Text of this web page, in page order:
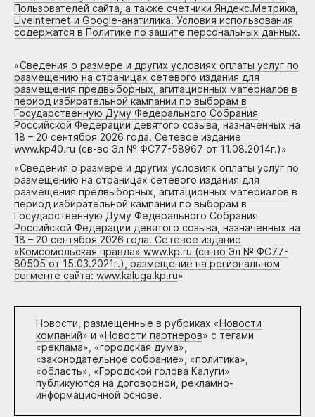
Пользователей сайта, а также счетчики Яндекс.Метрика,
Liveinternet и Google-анатилика. Условия использования
содержатся в Политике по защите персональных данных.
«Сведения о размере и других условиях оплаты услуг по
размещению на страницах сетевого издания для
размещения предвыборных, агитационных материалов в
период избирательной кампании по выборам в
Государственную Думу Федерального Собрания
Российской Федерации девятого созыва, назначенных на
18 – 20 сентября 2026 года. Сетевое издание
www.kp40.ru (св-во Эл № ФС77-58967 от 11.08.2014г.)»
«Сведения о размере и других условиях оплаты услуг по
размещению на страницах сетевого издания для
размещения предвыборных, агитационных материалов в
период избирательной кампании по выборам в
Государственную Думу Федерального Собрания
Российской Федерации девятого созыва, назначенных на
18 – 20 сентября 2026 года. Сетевое издание
«Комсомольская правда» www.kp.ru (св-во Эл № ФС77-
80505 от 15.03.2021г.), размещение на региональном
сегменте сайта: www.kaluga.kp.ru»
Новости, размещенные в рубриках «Новости
компаний» и «Новости партнеров» с тегами
«реклама», «городская дума»,
«законодательное собрание», «политика»,
«область», «Городской голова Калуги»
публикуются на договорной, рекламно-
информационной основе.